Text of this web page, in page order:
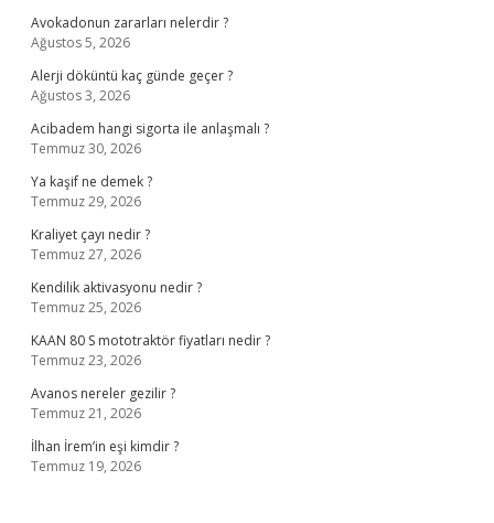
Avokadonun zararları nelerdir ?
Ağustos 5, 2026
Alerji döküntü kaç günde geçer ?
Ağustos 3, 2026
Acibadem hangi sigorta ile anlaşmalı ?
Temmuz 30, 2026
Ya kaşif ne demek ?
Temmuz 29, 2026
Kraliyet çayı nedir ?
Temmuz 27, 2026
Kendilik aktivasyonu nedir ?
Temmuz 25, 2026
KAAN 80 S mototraktör fiyatları nedir ?
Temmuz 23, 2026
Avanos nereler gezilir ?
Temmuz 21, 2026
İlhan İrem’in eşi kimdir ?
Temmuz 19, 2026